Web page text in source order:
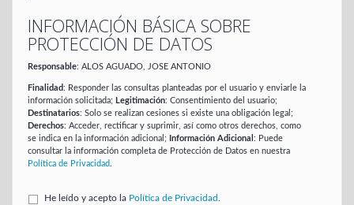
INFORMACIÓN BÁSICA SOBRE
PROTECCIÓN DE DATOS
Responsable: ALOS AGUADO, JOSE ANTONIO
Finalidad: Responder las consultas planteadas por el usuario y enviarle la
información solicitada; Legitimación: Consentimiento del usuario;
Destinatarios: Solo se realizan cesiones si existe una obligación legal;
Derechos: Acceder, rectificar y suprimir, así como otros derechos, como
se indica en la información adicional;
Información Adicional : Puede
consultar la información completa de Protección de Datos en nuestra
Política de Privacidad
He leído y acepto la Política de Privacidad.